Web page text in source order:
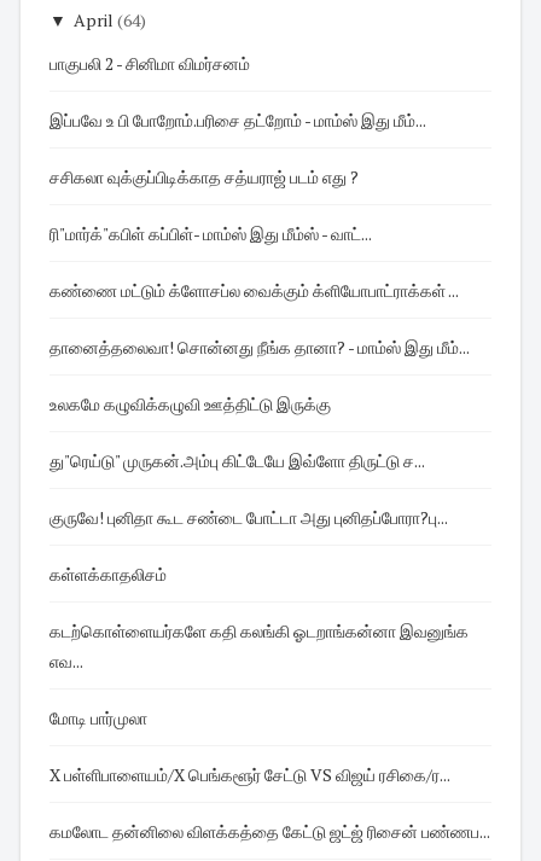
▼ April (64)
பாகுபலி 2 - சினிமா விமர்சனம்
இப்பவே உ பி போறோம்.பரிசை தட்றோம் - மாம்ஸ் இது மீம்...
சசிகலா வுக்குப்பிடிக்காத சத்யராஜ் படம் எது ?
ரி"மார்க்"கபிள் கப்பிள்- மாம்ஸ் இது மீம்ஸ் - வாட்...
கண்ணை மட்டும் க்ளோசப்ல வைக்கும் க்ளியோபாட்ராக்கள் ...
தானைத்தலைவா! சொன்னது நீங்க தானா? - மாம்ஸ் இது மீம்...
உலகமே கழுவிக்கழுவி ஊத்திட்டு இருக்கு
து"ரெய்டு" முருகன்.அம்பு கிட்டேயே இவ்ளோ திருட்டு ச...
குருவே! புனிதா கூட சண்டை போட்டா அது புனிதப்போரா?பு...
கள்ளக்காதலிசம்
கடற்கொள்ளையர்களே கதி கலங்கி ஓடறாங்கன்னா இவனுங்க
எவ...
மோடி பார்முலா
X பள்ளிபாளையம்/X பெங்களூர் சேட்டு VS விஜய் ரசிகை/ர...
கமலோட தன்னிலை விளக்கத்தை கேட்டு ஜட்ஜ் ரிசைன் பண்ணப...